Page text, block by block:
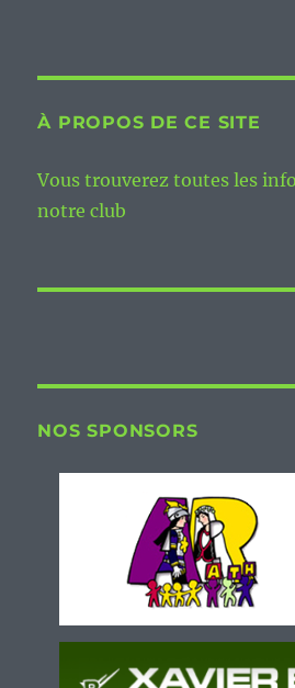
À PROPOS DE CE SITE
Vous trouverez toutes les
notre club
NOS SPONSORS